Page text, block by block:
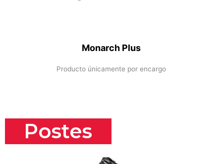
Monarch Plus
Producto únicamente por encargo
Postes